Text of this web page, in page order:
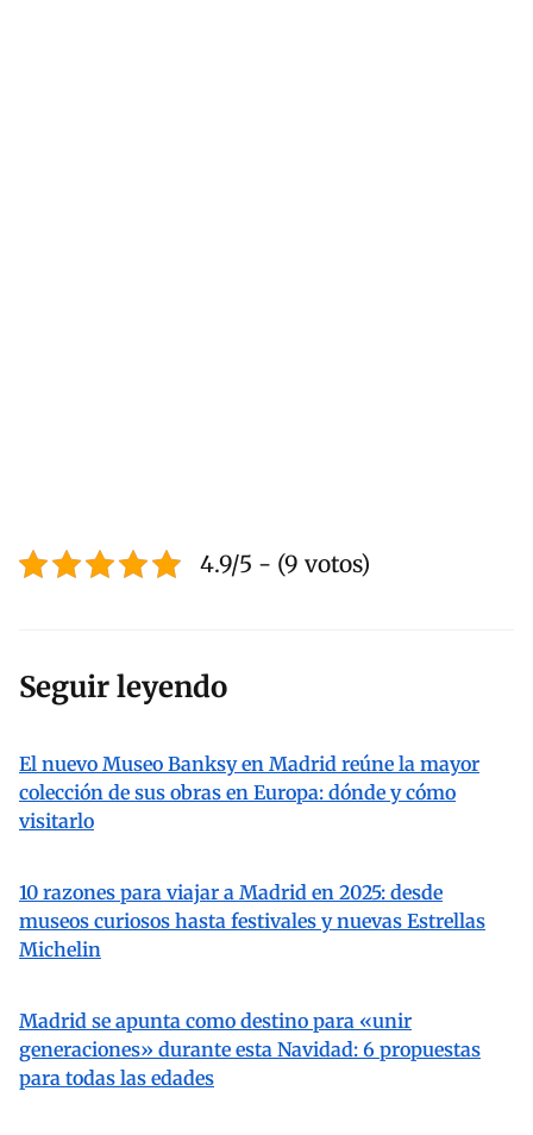
4.9/5 - (9 votos)
Seguir leyendo
El nuevo Museo Banksy en Madrid reúne la mayor
colección de sus obras en Europa: dónde y cómo
visitarlo
10 razones para viajar a Madrid en 2025: desde
museos curiosos hasta festivales y nuevas Estrellas
Michelin
Madrid se apunta como destino para «unir
generaciones» durante esta Navidad: 6 propuestas
para todas las edades